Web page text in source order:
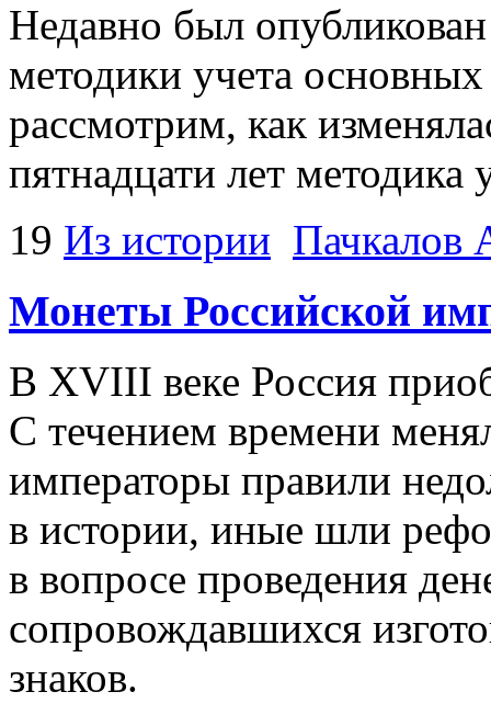
Недавно был
методики учета
рассмотрим, как
пятнадцати лет методика
19 Из истории Пачкалов
Монеты Российской
В XVIII веке Россия
С течением времени
императоры правили
в истории, иные шли
в вопросе проведения
сопровождавшихся
знаков.